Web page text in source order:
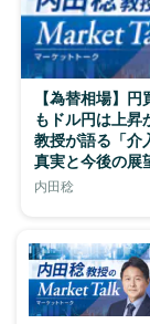
【為替相場】
もドル円は上昇
教授が語る「介
真実と今後の展
内田稔